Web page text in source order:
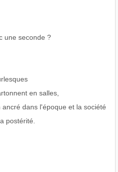
une seconde ?
en salles,
dans l'époque et la société
postérité.